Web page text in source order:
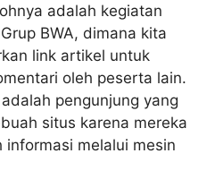
adalah kegiatan
BWA, dimana kita
link artikel untuk
oleh peserta lain.
pengunjung yang
situs karena mereka
informasi melalui mesin